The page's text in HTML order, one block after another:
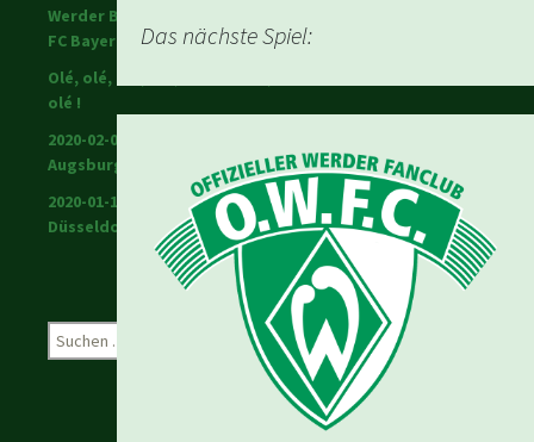
Das nächste Spiel:
Werder Bremen schlägt den
FC Bayern!
Olé, olé, olé, olé; Ole Werner,
olé !
2020-02-01 Warriors in
Augsburg
2020-01-18 Werder in
Düsseldorf
Suchen
nach: